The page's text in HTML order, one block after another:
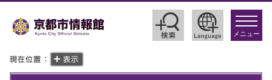
toggle
メニュー
現在位置： 表示